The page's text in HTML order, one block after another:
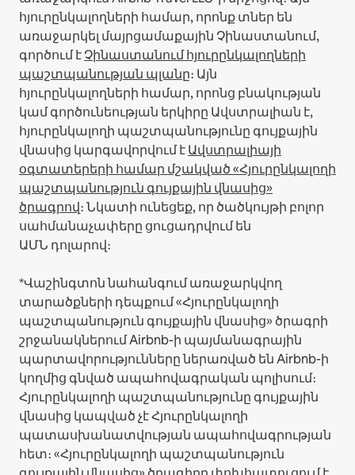
հյուրընկալողների համար, որոնք տներ են
առաջարկել մայրցամաքային Չինաստանում,
գործում էՉինաստանում հյուրընկալողների
պաշտպանության պլանը։ Այն
հյուրընկալողների համար, որոնց բնակության
կամ գործունեության երկիրը Ավստրալիան է,
հյուրընկալողի պաշտպանությունը գույքային
վնասից կարգավորվում էԱվստրալիայի
օգտատերերի համար մշակված «Հյուրընկալողի
պաշտպանություն գույքային վնասից»
ծրագրով։ Նկատի ունեցեք, որ ծածկույթի բոլոր
սահմանաչափերը ցուցադրվում են
ԱՄՆ դոլարով։
*Վաշինգտոն նահանգում առաջարկվող
տարածքների դեպքում «Հյուրընկալողի
պաշտպանություն գույքային վնասից» ծրագրի
շրջանակներում Airbnb-ի պայմանագրային
պարտավորությունները ներառված են Airbnb-ի
կողմից գնված ապահովագրական պոլիսում։
Հյուրընկալողի պաշտպանությունը գույքային
վնասից կապված չէ Հյուրընկալողի
պատասխանատվության ապահովագրության
հետ։ «Հյուրընկալողի պաշտպանություն